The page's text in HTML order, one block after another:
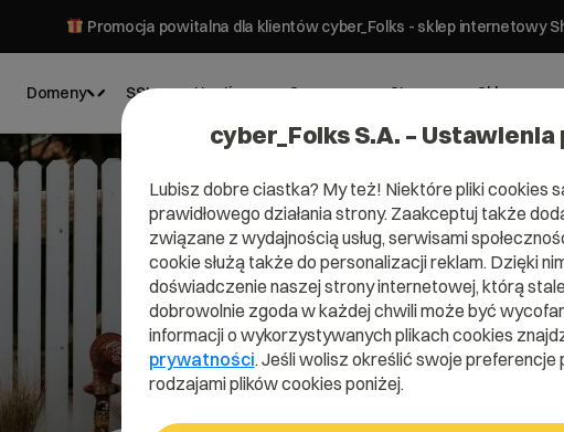
Promocja powitalna dla klientów cyber_Folks - sklep internetowy
Domeny SSL Hosting Serwery Strony Sklepy
Domena
Pobieraj bez
cyber_Folks S.A. –
Lubisz dobre ciastka? My też! Niektóre pliki cookies
prawidłowego działania strony. Zaakceptuj także
związane z wydajnością usług, serwisami
cookie służą także do personalizacji reklam. Dzięki
doświadczenie naszej strony internetowej, którą
dobrowolnie zgoda w każdej chwili może być
informacji o wykorzystywanych plikach cookies
prywatności. Jeśli wolisz określić swoje preferencje
rodzajami plików cookies poniżej.